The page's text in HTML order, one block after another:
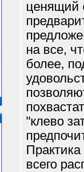
ценящий
на все,
более,
"клево
всего